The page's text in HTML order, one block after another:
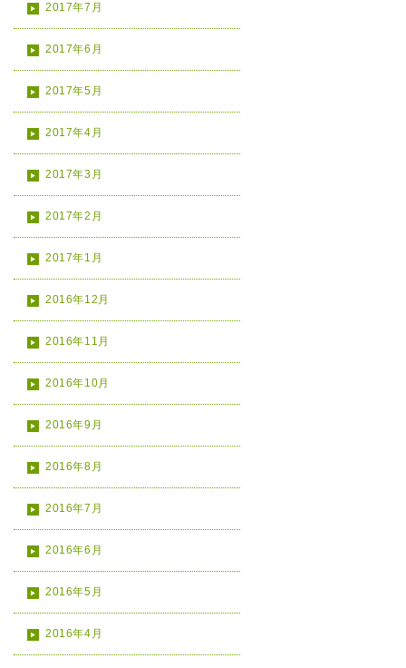
2017年7月
2017年6月
2017年5月
2017年4月
2017年3月
2017年2月
2017年1月
2016年12月
2016年11月
2016年10月
2016年9月
2016年8月
2016年7月
2016年6月
2016年5月
2016年4月